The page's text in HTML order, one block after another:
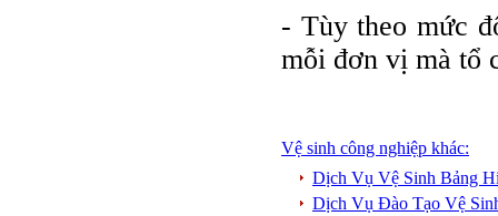
- Tùy theo mức
mỗi đơn vị mà tổ
Vệ sinh công nghiệp khác:
Dịch Vụ Vệ Sinh Bảng
Dịch Vụ Đào Tạo Vệ